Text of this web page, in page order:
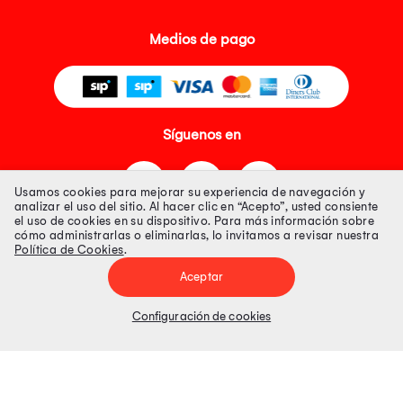
Medios de pago
Síguenos en
Tienda 100% Segura
Tiendas Peruanas S.A. R.U.C. Nº 20493020618. Todos los derechos
Precios disponibles solo en www.oechsle.pe. Precios online publicados
Usamos cookies para mejorar su experiencia de navegación y
analizar el uso del sitio. Al hacer clic en “Acepto”, usted consiente
el uso de cookies en su dispositivo. Para más información sobre
cómo administrarlas o eliminarlas, lo invitamos a revisar nuestra
Política de Cookies.
Aceptar
Configuración de cookies